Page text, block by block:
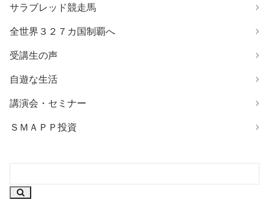
サラブレッド競走馬
全世界３２７カ国制覇へ
受講生の声
自遊な生活
講演会・セミナー
ＳＭＡＰＰ投資